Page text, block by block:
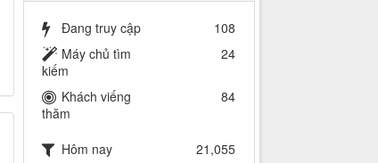
Đang truy cập
108
Máy chủ tìm
kiếm
24
Khách viếng
thăm
84
Hôm nay
21,055